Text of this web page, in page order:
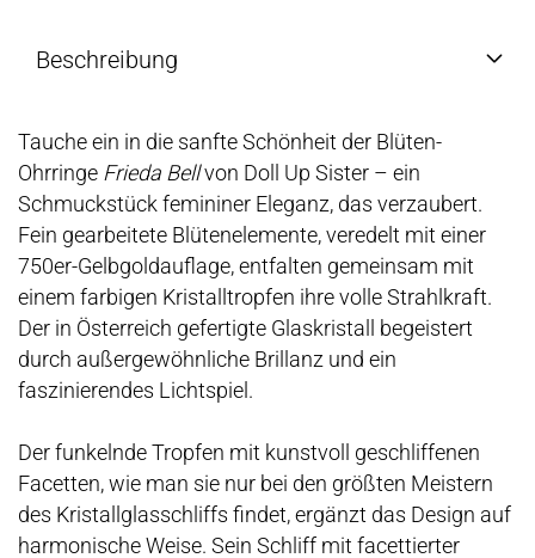
Beschreibung
Tauche ein in die sanfte Schönheit der Blüten-
Ohrringe Frieda Bellvon Doll Up Sister – ein
Schmuckstück femininer Eleganz, das verzaubert.
Fein gearbeitete Blütenelemente, veredelt mit einer
750er-Gelbgoldauflage, entfalten gemeinsam mit
einem farbigen Kristalltropfen ihre volle Strahlkraft.
Der in Österreich gefertigte Glaskristall begeistert
durch außergewöhnliche Brillanz und ein
faszinierendes Lichtspiel.
Der funkelnde Tropfen mit kunstvoll geschliffenen
Facetten, wie man sie nur bei den größten Meistern
des Kristallglasschliffs findet, ergänzt das Design auf
harmonische Weise. Sein Schliff mit facettierter